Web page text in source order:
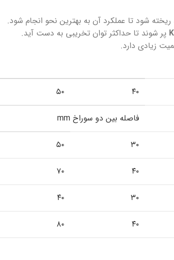
شود تا عملکرد آن به بهترین نحو انجام شود.
پر شوند تا حداکثر توان تخریبی به دست آید.
زیادی دارد.
۴۰ ۵۰
فاصله بین دو سوراخ mm
۳۰ ۵۰
۴۰ ۷۰
۳۰ ۴۰
۴۰ ۸۰